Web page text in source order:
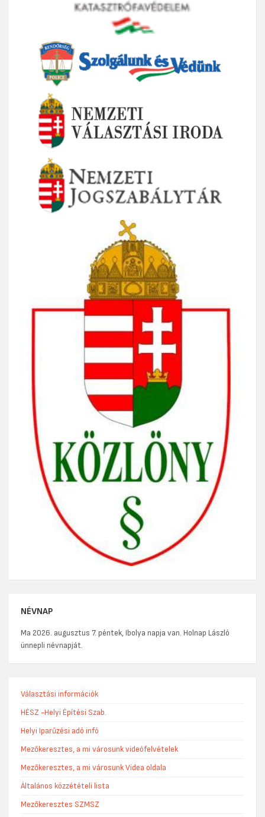
NÉVNAP
Ma 2026. augusztus 7. péntek, Ibolya napja van. Holnap László
ünnepli névnapját.
Választási információk
HÉSZ -Helyi Építési Szab.
Helyi Iparűzési adó infó
Mezőkeresztes, a mi városunk videófelvételek
Mezőkeresztes, a mi városunk Videa oldala
Általános közzétételi lista
Mezőkeresztes SZMSZ